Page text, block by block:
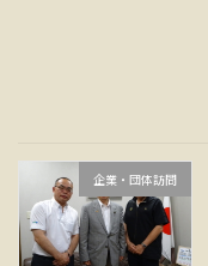
企業・団体訪問